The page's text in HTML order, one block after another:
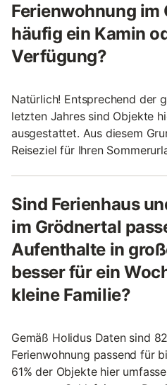
Ferienwohnung im
häufig ein Kamin
Verfügung?
Natürlich! Entsprechend der
letzten Jahres sind Objekte
ausgestattet. Aus diesem
Reiseziel für Ihren
Sind Ferienhaus
im Grödnertal
Aufenthalte in
besser für ein
kleine Familie?
Gemäß Holidus Daten sind
Ferienwohnung passend für
61% der Objekte hier